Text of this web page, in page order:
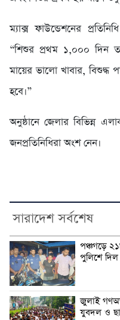
ম্যাক্স ফাউন্ডেশনের
“শিশুর প্রথম ১,০০০ দিন
মায়ের ভালো খাবার, বিশুদ্ধ
হবে।”
অনুষ্ঠানে জেলার বিভিন্ন
জনপ্রতিনিধিরা অংশ নেন।
সারাদেশ সর্বশেষ
পঞ্চগড়ে
পুলিশে দিল
জুলাই
যুবদল ও